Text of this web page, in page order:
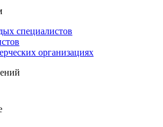
специалистов
организациях